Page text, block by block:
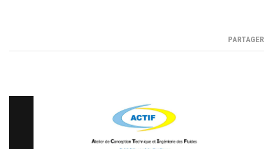
PARTAGER